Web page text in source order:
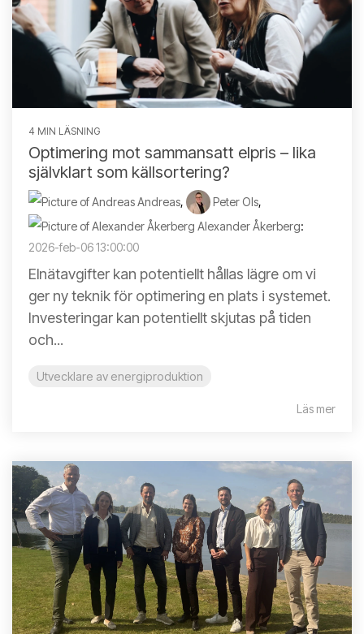
4 MIN LÄSNING
Optimering mot sammansatt elpris – lika
självklart som källsortering?
Andreas, Peter Ols,
Alexander Åkerberg:
2026-feb-06 13:00:00
Elnätavgifter kan potentiellt hållas lägre om vi
ger ny teknik för optimering en plats i systemet.
Investeringar kan potentiellt skjutas på tiden
och...
Utvecklare av energiproduktion
Läs mer